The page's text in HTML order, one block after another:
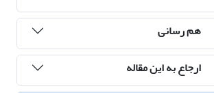
هم رسانی
ارجاع به این مقاله